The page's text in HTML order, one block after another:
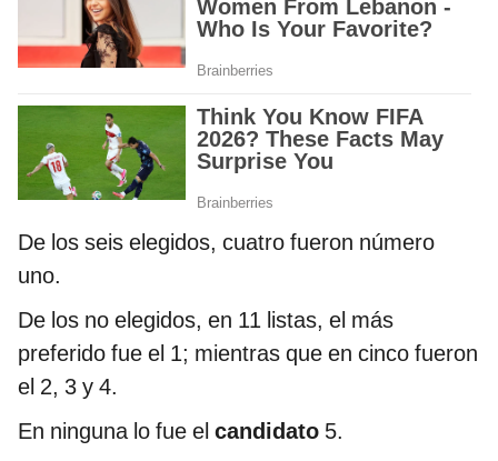
De los seis elegidos, cuatro fueron número
uno.
De los no elegidos, en 11 listas, el más
preferido fue el 1; mientras que en cinco fueron
el 2, 3 y 4.
En ninguna lo fue el candidato 5.